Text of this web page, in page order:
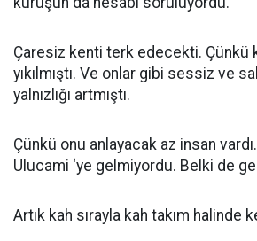
Çaresiz kenti terk edecekti. Çünkü
yıkılmıştı. Ve onlar gibi sessiz ve
yalnızlığı artmıştı.
Çünkü onu anlayacak az insan
Ulucami ‘ye gelmiyordu. Belki de
Artık kah sırayla kah takım halinde